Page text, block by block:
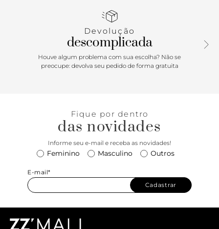
inscrição do nome da marca. Exibe todo o peito do pé.
Devolução
descomplicada
Houve algum problema com sua escolha? Não se
preocupe: devolva seu pedido de forma gratuita
Fique por dentro
das novidades
Informe seu e-mail e receba as novidades!
Feminino Masculino Outros
E-mail*
Cadastrar